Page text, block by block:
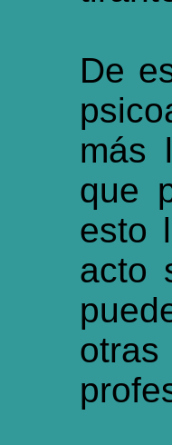
De
más
que
esto
acto